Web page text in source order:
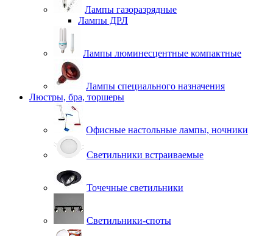
Лампы газоразрядные
Лампы ДРЛ
Лампы люминесцентные компактные
Лампы специального назначения
Люстры, бра, торшеры
Офисные настольные лампы, ночники
Светильники встраиваемые
Точечные светильники
Светильники-споты